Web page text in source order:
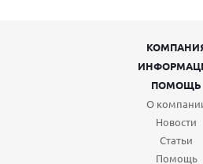
ПОМОЩЬ
О
Новости
Статьи
Помощь